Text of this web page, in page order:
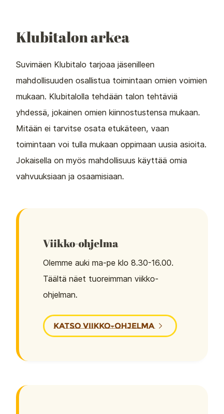
Klubitalon arkea
Suvimäen Klubitalo tarjoaa jäsenilleen
mahdollisuuden osallistua toimintaan omien voimien
mukaan. Klubitalolla tehdään talon tehtäviä
yhdessä, jokainen omien kiinnostustensa mukaan.
Mitään ei tarvitse osata etukäteen, vaan
toimintaan voi tulla mukaan oppimaan uusia asioita.
Jokaisella on myös mahdollisuus käyttää omia
vahvuuksiaan ja osaamisiaan.
Viikko-ohjelma
Olemme auki ma-pe klo 8.30-16.00.
Täältä näet tuoreimman viikko-
ohjelman.
KATSO VIIKKO-OHJELMA